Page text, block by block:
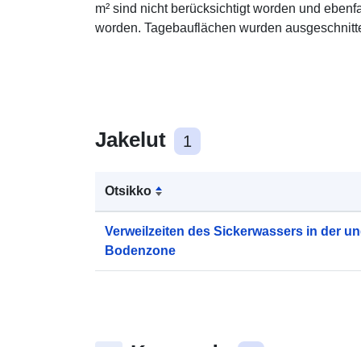
m² sind nicht berücksichtigt worden und
worden. Tagebauflächen wurden
Jakelut 1
Otsikko
Verweilzeiten des Sickerwassers in der
Bodenzone